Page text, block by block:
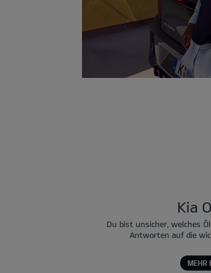
Kia
Du bist unsicher, welches
Antworten auf die
MEHR